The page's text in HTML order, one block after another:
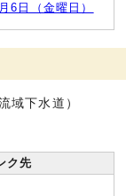
6日（金曜日）
域下水道）
ク先